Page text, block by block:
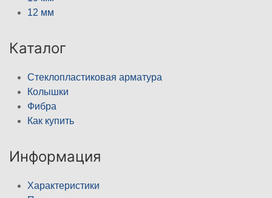
12 мм
Каталог
Стеклопластиковая арматура
Колышки
Фибра
Как купить
Информация
Характеристики